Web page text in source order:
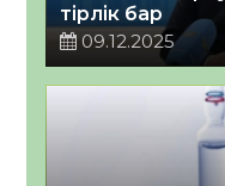
тірлік бар
09.12.2025